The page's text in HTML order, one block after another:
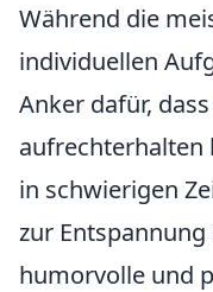
Während die
individuellen
Anker dafür,
aufrechterhalten
in schwierigen
zur
humorvolle und